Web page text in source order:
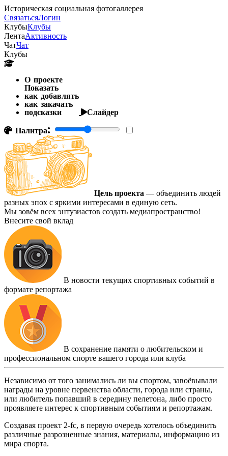
Историческая социальная фотогаллерея
СвязатьсяЛогин
КлубыКлубы
ЛентаАктивность
ЧатЧат
Клубы
О проекте
Показать
как добавлять
как закачать
подсказки
Слайдер
Палитра:
Цель проекта — объединить людей
разных эпох с яркими интересами в единую сеть.
Мы зовём всех энтузиастов создать медиапространство!
Внесите свой вклад
В новости текущих спортивных событий в
формате репортажа
В сохранение памяти о любительском и
профессиональном спорте вашего города или клуба
Независимо от того занимались ли вы спортом, завоёвывали
награды на уровне первенства области, города или страны,
или любитель попавший в середину пелетона, либо просто
проявляете интерес к спортивным событиям и репортажам.
Создавая проект 2-fc, в первую очередь хотелось объединить
различные разрозненные знания, материалы, информацию из
мира спорта.